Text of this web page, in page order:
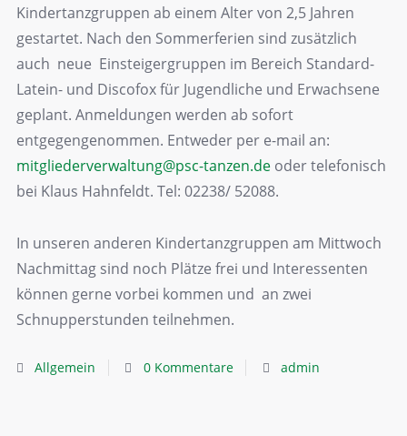
Kindertanzgruppen ab einem Alter von 2,5 Jahren
gestartet. Nach den Sommerferien sind zusätzlich
auch neue Einsteigergruppen im Bereich Standard-
Latein- und Discofox für Jugendliche und Erwachsene
geplant. Anmeldungen werden ab sofort
entgegengenommen. Entweder per e-mail an:
mitgliederverwaltung@psc-tanzen.de oder telefonisch
bei Klaus Hahnfeldt. Tel: 02238/ 52088.
In unseren anderen Kindertanzgruppen am Mittwoch
Nachmittag sind noch Plätze frei und Interessenten
können gerne vorbei kommen und an zwei
Schnupperstunden teilnehmen.
Allgemein 0 Kommentare admin